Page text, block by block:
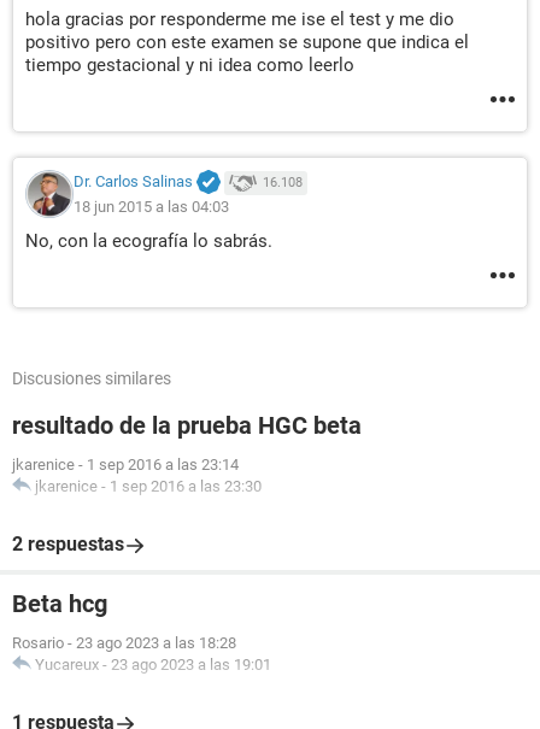
hola gracias por responderme me ise el test y me dio
positivo pero con este examen se supone que indica el
tiempo gestacional y ni idea como leerlo
Dr. Carlos Salinas 16.108
18 jun 2015 a las 04:03
No, con la ecografía lo sabrás.
Discusiones similares
resultado de la prueba HGC beta
jkarenice - 1 sep 2016 a las 23:14
jkarenice - 1 sep 2016 a las 23:30
2 respuestas
Beta hcg
Rosario - 23 ago 2023 a las 18:28
Yucareux - 23 ago 2023 a las 19:01
1 respuesta